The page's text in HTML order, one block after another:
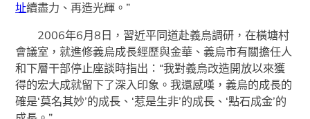
址續盡力、再造光輝。”
2006年6月8日，習近平同道赴義烏調研，在橫塘村
會議室，就進修義烏成長經歷與金華、義烏市有關擔任人
和下層干部停止座談時指出：“我對義烏改造開放以來獲
得的宏大成就留下了深入印象。我還感嘆，義烏的成長的
確是‘莫名其妙’的成長、‘惹是生非’的成長、‘點石成金’的